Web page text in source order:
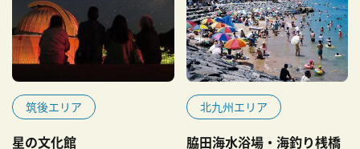
筑後エリア
星の文化館
北九州エリア
脇田海水浴場・海釣り桟橋